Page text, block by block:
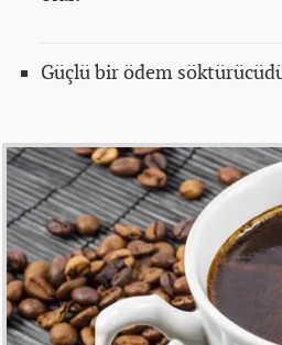
Güçlü bir ödem